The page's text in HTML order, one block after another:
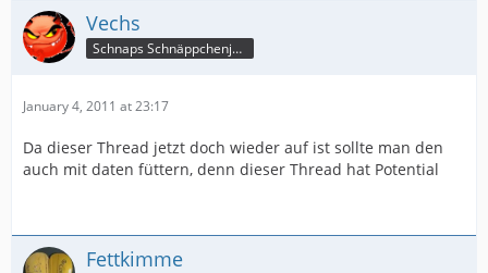
Vechs
Schnaps Schnäppchenjäger
January 4, 2011 at 23:17
Da dieser Thread jetzt doch wieder auf ist sollte man den
auch mit daten füttern, denn dieser Thread hat Potential
Fettkimme